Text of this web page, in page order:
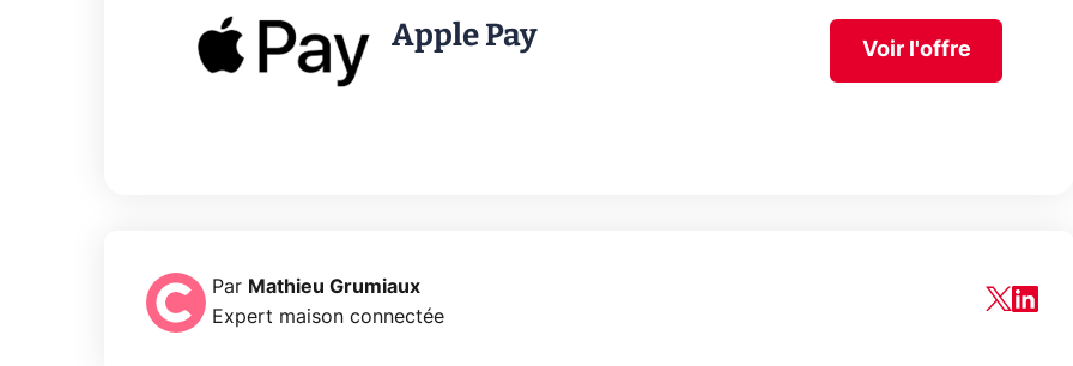
Apple Pay Voir l'offre
Par Mathieu Grumiaux
Expert maison connectée